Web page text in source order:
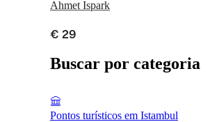
€ 29
Buscar por categoria
Pontos turísticos em Istambul